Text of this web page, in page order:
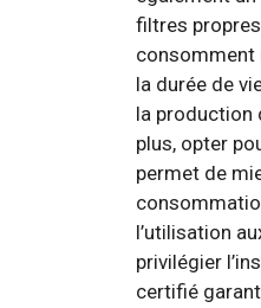
filtres
consomment
la durée de
la production
plus, opter
permet de
l’utilisation
privilégier
certifié